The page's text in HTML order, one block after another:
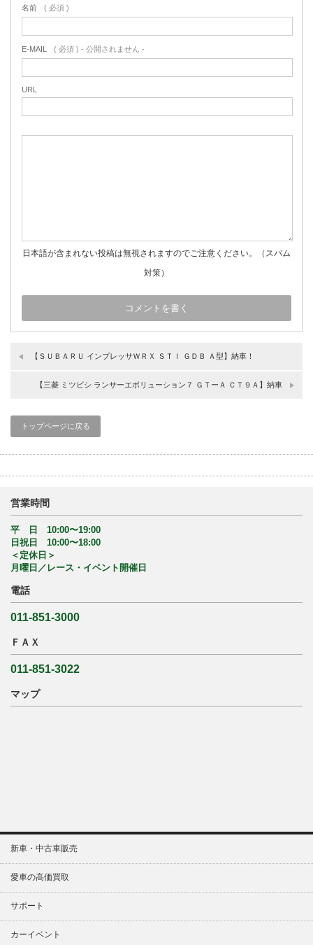
名前 ( 必須 )
E-MAIL ( 必須 ) - 公開されません -
URL
日本語が含まれない投稿は無視されますのでご注意ください。（スパム
対策）
【ＳＵＢＡＲＵ インプレッサＷＲＸ ＳＴＩ ＧＤＢ Ａ型】納車！
【三菱 ミツビシ ランサーエボリューション７ ＧＴーＡ ＣＴ９Ａ】納車
トップページに戻る
営業時間
平 日 10:00〜19:00
日祝日 10:00〜18:00
＜定休日＞
月曜日／レース・イベント開催日
電話
011-851-3000
ＦＡＸ
011-851-3022
マップ
新車・中古車販売
愛車の高価買取
サポート
カーイベント